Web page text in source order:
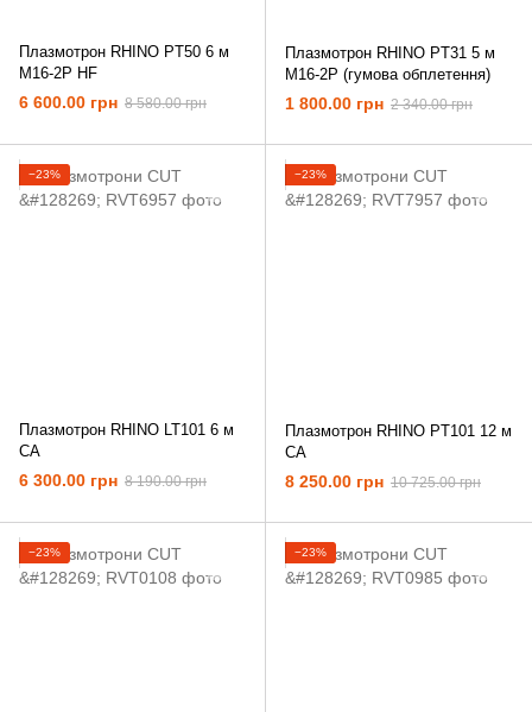
Плазмотрон RHINO PT50 6 м
M16-2P HF
6 600.00 грн 8 580.00 грн
Плазмотрон RHINO PT31 5 м
M16-2P (гумова обплетення)
1 800.00 грн 2 340.00 грн
−23%
Плазмотрон RHINO LT101 6 м
CA
6 300.00 грн 8 190.00 грн
−23%
Плазмотрон RHINO PT101 12 м
СА
8 250.00 грн 10 725.00 грн
−23% −23%